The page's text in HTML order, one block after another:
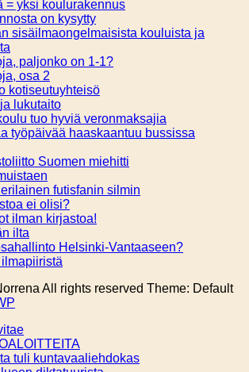
= yksi koulurakennus
on kysytty
sisäilmaongelmaisista kouluista ja
paljonko on 1-1?
osa 2
kotiseutuyhteisö
lukutaito
tuo hyviä veronmaksajia
työpäivää haaskaantuu bussissa
Suomen miehitti
futisfanin silmin
ei olisi?
ilman kirjastoa!
ilta
Helsinki-Vantaaseen?
ilmapiiristä
All rights reserved Theme: Default
tuli kuntavaaliehdokas